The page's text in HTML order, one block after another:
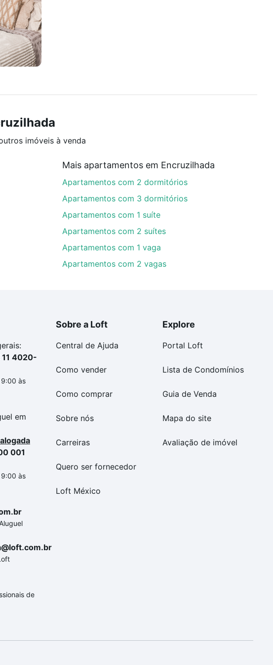
imóveis à venda
Mais apartamentos em Encruzilhada
Apartamentos com 2 dormitórios
Apartamentos com 3 dormitórios
Apartamentos com 1 suíte
Apartamentos com 2 suítes
Apartamentos com 1 vaga
Apartamentos com 2 vagas
4020-
às
em
001
às
de
Sobre a Loft
Central de Ajuda
Como vender
Como comprar
Sobre nós
Carreiras
Quero ser fornecedor
Loft México
Explore
Portal Loft
Lista de Condomínios
Guia de Venda
Mapa do site
Avaliação de imóvel